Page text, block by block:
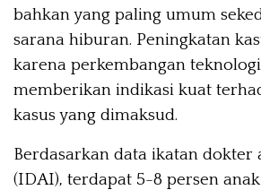
bahkan yang paling umum
sarana hiburan. Peningkatan
karena perkembangan
memberikan indikasi kuat
kasus yang dimaksud.
Berdasarkan data ikatan dokter
(IDAI), terdapat 5-8 persen